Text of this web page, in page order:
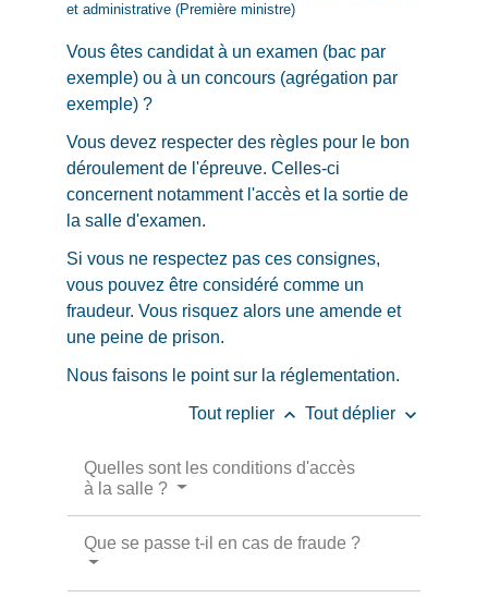
et administrative (Première ministre)
Vous êtes candidat à un examen (bac par
exemple) ou à un concours (agrégation par
exemple) ?
Vous devez respecter des règles pour le bon
déroulement de l'épreuve. Celles-ci
concernent notamment l'accès et la sortie de
la salle d'examen.
Si vous ne respectez pas ces consignes,
vous pouvez être considéré comme un
fraudeur. Vous risquez alors une amende et
une peine de prison.
Nous faisons le point sur la réglementation.
Tout replier keyboard_arrow_up Tout déplier keyboard_arrow_down
Quelles sont les conditions d'accès
à la salle ?
Que se passe t-il en cas de fraude ?